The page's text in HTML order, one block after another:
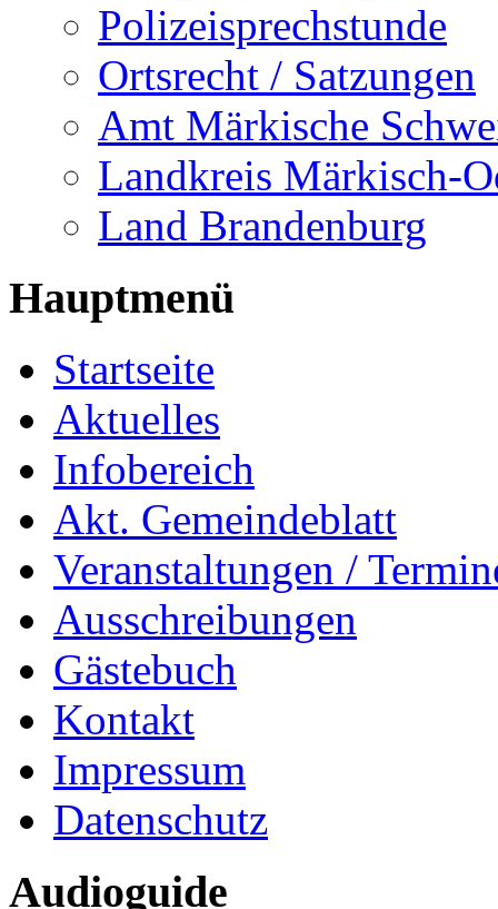
Polizeisprechstunde
Ortsrecht / Satzungen
Amt Märkische
Landkreis Märkisch-
Land Brandenburg
Hauptmenü
Startseite
Aktuelles
Infobereich
Akt. Gemeindeblatt
Veranstaltungen /
Ausschreibungen
Gästebuch
Kontakt
Impressum
Datenschutz
Audioguide